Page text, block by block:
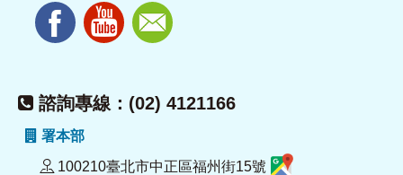
諮詢專線：(02) 4121166
署本部
100210臺北市中正區福州街15號